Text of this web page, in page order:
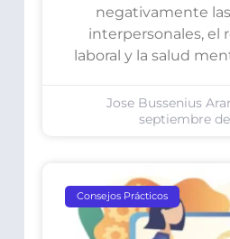
negativamente
interpersonales, el
laboral y la salud
Jose Bussenius
septiembre
Consejos Prácticos